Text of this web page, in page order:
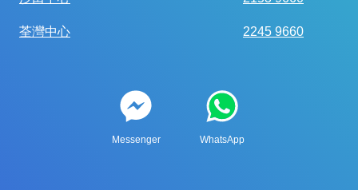
荃灣中心 2245 9660
Messenger WhatsApp